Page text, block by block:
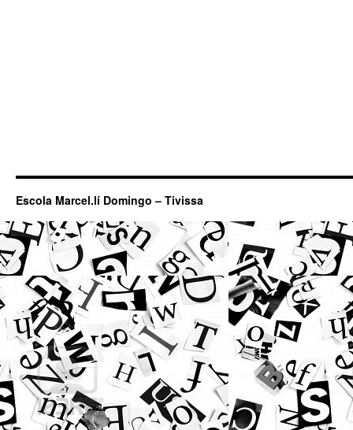
Escola Marcel.lí Domingo – Tivissa